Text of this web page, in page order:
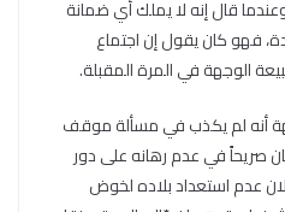
قال إنه لا يملك أي ضمانة
فهو كان يقول إن اجتماع
الوجهة في المرة المقبلة.
أنه لم يكذب في مسألة موقف
صريحاً في عدم رهانه على دور
عدم استعداد بلاده لخوض